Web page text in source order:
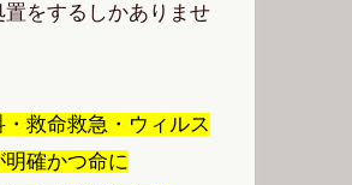
をするしかありませ
救命救急・ウィルス
確かつ命に